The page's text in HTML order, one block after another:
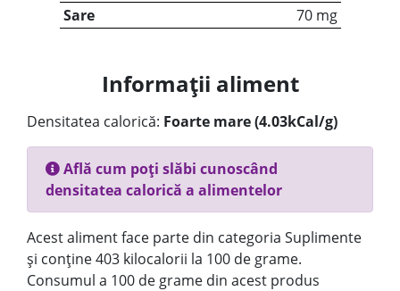
Sare
70 mg
Informații aliment
Densitatea calorică: Foarte mare (4.03kCal/g)
Află cum poți slăbi cunoscând
densitatea calorică a alimentelor
Acest aliment face parte din categoria Suplimente
și conține 403 kilocalorii la 100 de grame.
Consumul a 100 de grame din acest produs